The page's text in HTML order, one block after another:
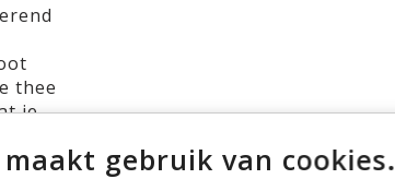
thee
je
gebruik van cookies.